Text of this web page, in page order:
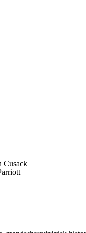
Cusack